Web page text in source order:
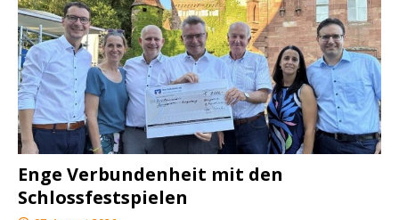
Enge Verbundenheit mit den
Schlossfestspielen